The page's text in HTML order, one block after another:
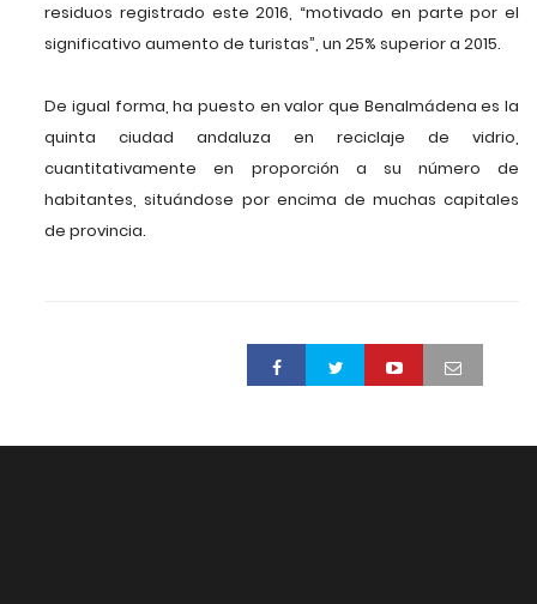
residuos registrado este 2016, “motivado en parte por el
significativo aumento de turistas”, un 25% superior a 2015.
De igual forma, ha puesto en valor que Benalmádena es la
quinta ciudad andaluza en reciclaje de vidrio,
cuantitativamente en proporción a su número de
habitantes, situándose por encima de muchas capitales
de provincia.